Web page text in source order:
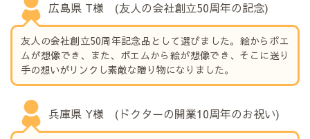
広島県 T様 (友人の会社創立50周年の記念)
友人の会社創立50周年記念品として選びました。絵からポエ
ムが想像でき、また、ポエムから絵が想像でき、そこに送り
手の想いがリンクし素敵な贈り物になりました。
兵庫県 Y様 (ドクターの開業10周年のお祝い)